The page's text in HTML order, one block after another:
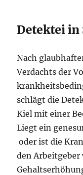
Detektei
Nach
Verdachts der
schlägt die
Kiel mit einer
Liegt ein
oder ist die
den